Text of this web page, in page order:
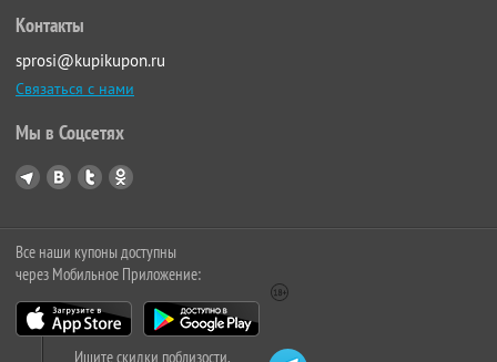
Контакты
sprosi@kupikupon.ru
Связаться с нами
Мы в Соцсетях
Все наши купоны доступны
через Мобильное Приложение:
Ищите скидки поблизости,